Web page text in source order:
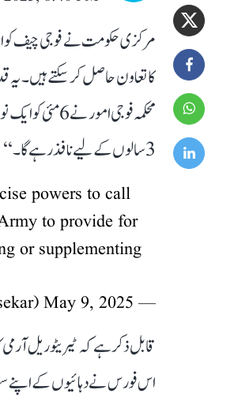
مرکزی حکومت نے فوجی چیف کو
کا تعاون حاصل کر سکتے ہیں۔
3 سالوں کے لیے نافذ رہے گا۔‘‘
powers to call
to provide for
or supplementing
— Arvind Gunasekar (@arvindgunasekar)
May 9, 2025
اس فورس نے دہائیوں کے اپنے